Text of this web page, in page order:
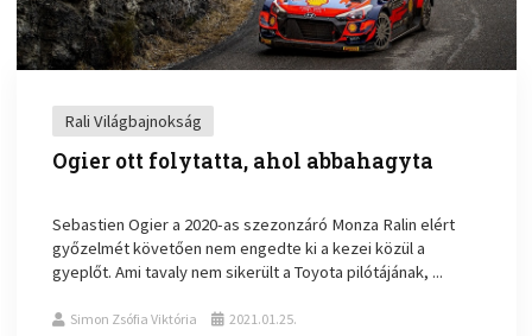
Rali Világbajnokság
Ogier ott folytatta, ahol abbahagyta
Sebastien Ogier a 2020-as szezonzáró Monza Ralin elért
győzelmét követően nem engedte ki a kezei közül a
gyeplőt. Ami tavaly nem sikerült a Toyota pilótájának, ...
Simon Zsófia Viktória 2021.01.25.